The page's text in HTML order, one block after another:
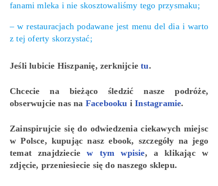
fanami mleka i nie skosztowaliśmy tego przysmaku;
– w restauracjach podawane jest menu del dia i warto
z tej oferty skorzystać;
Jeśli lubicie Hiszpanię, zerknijcietu.
Chcecie na bieżąco śledzić nasze podróże,
obserwujcie nas na Facebooku iInstagramie.
Zainspirujcie się do odwiedzenia ciekawych miejsc
w Polsce, kupując nasz ebook, szczegóły na jego
temat znajdzieciew tym wpisie, a klikając w
zdjęcie, przeniesiecie się do naszego sklepu.